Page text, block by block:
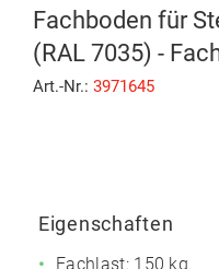
Fachboden für
(RAL 7035) -
Art.-Nr.: 3971645
Eigenschaften
Fachlast: 150 kg